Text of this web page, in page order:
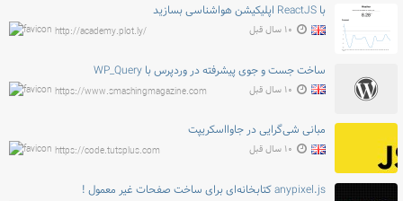
با ReactJS اپلیکیشن هواشناسی بسازید
http://academy.plot.ly/ ۱۰ سال قبل
ساخت جست و جوی پیشرفته در وردپرس با WP_Query
https://www.smashingmagazine.com ۱۰ سال قبل
مبانی شی‌گرایی در جاوااسکریپت
https://code.tutsplus.com ۱۰ سال قبل
anypixel.js کتابخانه‌ای برای ساخت صفحات غیر معمول !